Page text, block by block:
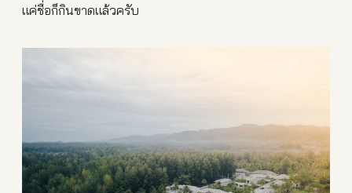
แค่ชื่อก็กินขาดแล้วครับ